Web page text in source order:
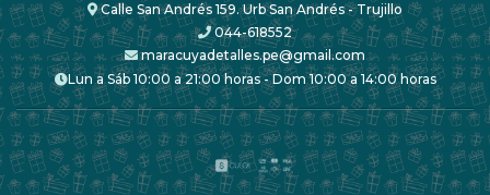
Calle San Andrés 159. Urb San Andrés - Trujillo
044-618552
maracuyadetalles.pe@gmail.com
Lun a Sáb 10:00 a 21:00 horas - Dom 10:00 a 14:00 horas